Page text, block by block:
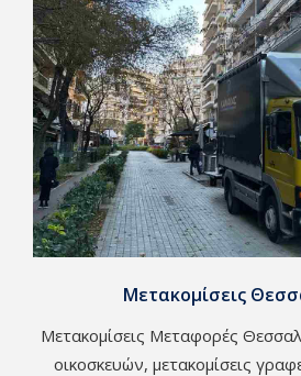
Μετακομίσεις
Μετακομίσεις Μεταφορές
οικοσκευών, μετακομίσεις